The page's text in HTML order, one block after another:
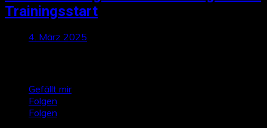
Trainingsstart
4. März 2025
Gefällt mir
Folgen
Folgen